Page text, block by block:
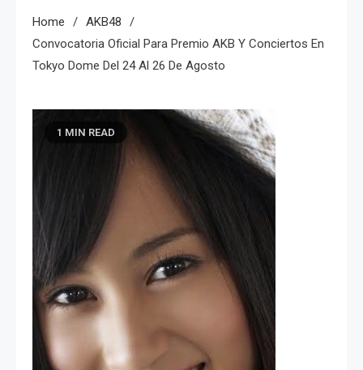
Home
AKB48
Convocatoria Oficial Para Premio AKB Y Conciertos En
Tokyo Dome Del 24 Al 26 De Agosto
1 MIN READ